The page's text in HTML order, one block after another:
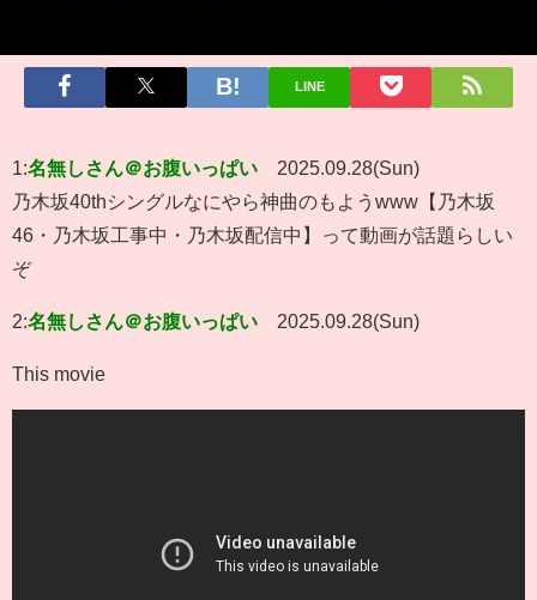
LINE
1:名無しさん＠お腹いっぱい
2025.09.28(Sun)
乃木坂40thシングルなにやら神曲のもようwww【乃木坂
46・乃木坂工事中・乃木坂配信中】って動画が話題らしい
ぞ
2:名無しさん＠お腹いっぱい 2025.09.28(Sun)
This movie